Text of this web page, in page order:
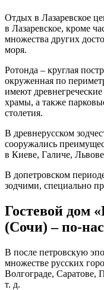
Отдых в Лазаревское
в Лазаревское, кроме
множества других
моря.
Ротонда – круглая
окруженная по
имеют
храмы, а также
столетия.
В древнерусском
сооружались
в Киеве, Галиче,
В допетровском
зодчими, специально
Гостевой дом
(Сочи) – по-
В после петровскую
множестве русских
Волгограде,
т. д.